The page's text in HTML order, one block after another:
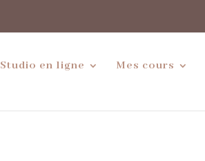
Studio en ligne Mes cours